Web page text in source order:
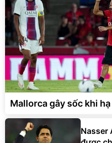
Mallorca gây sốc khi
Nasser